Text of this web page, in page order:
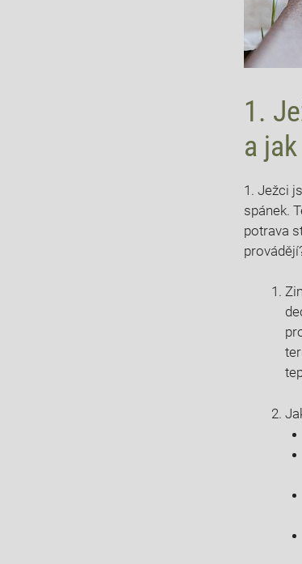
1.
a
1. Ježci
spánek.
potrava